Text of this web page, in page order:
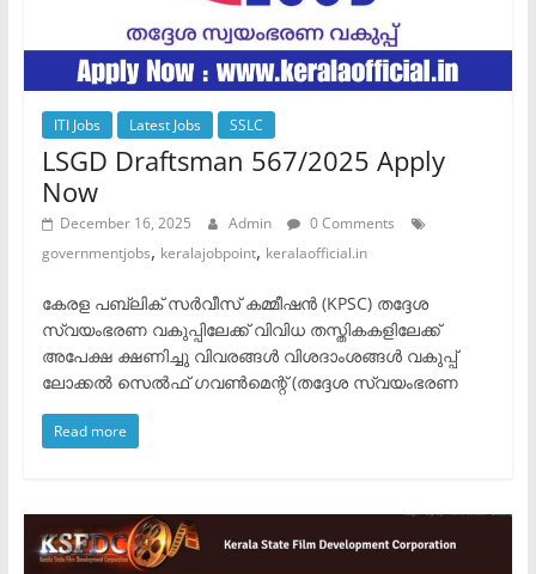
ITI Jobs Latest Jobs SSLC
LSGD Draftsman 567/2025 Apply
Now
December 16, 2025 Admin
0 Comments
governmentjobs, keralajobpoint, keralaofficial.in
കേരള പബ്ലിക് സർവീസ് കമ്മീഷൻ (KPSC) തദ്ദേശ
സ്വയംഭരണ വകുപ്പിലേക്ക് വിവിധ തസ്തികകളിലേക്ക്
അപേക്ഷ ക്ഷണിച്ചു വിവരങ്ങൾ വിശദാംശങ്ങൾ വകുപ്പ്
ലോക്കൽ സെൽഫ് ഗവൺമെന്റ് (തദ്ദേശ സ്വയംഭരണ
Read more